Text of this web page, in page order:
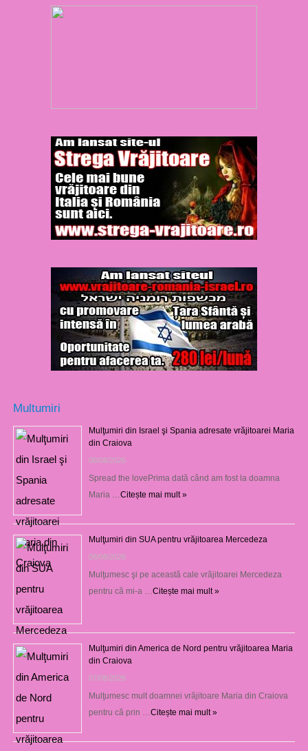
Multumiri
Mulţumiri din Israel şi Spania adresate vrăjitoarei Maria
din Craiova
08/08/2026
Spread the lovePrima dată când am fost la doamna
Maria … Citește mai mult »
Mulţumiri din SUA pentru vrăjitoarea Mercedeza
08/08/2026
Mulţumesc şi pe această cale vrăjitoarei Mercedeza
pentru că mi-a … Citește mai mult »
Mulţumiri din America de Nord pentru vrăjitoarea Maria
din Craiova
07/08/2026
Mulţumesc mult doamnei vrăjitoare Maria din Craiova
pentru că prin … Citește mai mult »